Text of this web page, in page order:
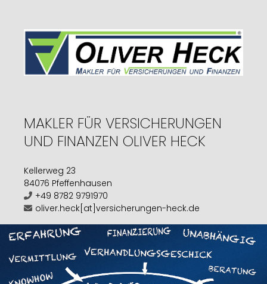
MAKLER FÜR VERSICHERUNGEN
UND FINANZEN OLIVER HECK
Kellerweg 23
84076 Pfeffenhausen
+49 8782 9791970
oliver.heck[at]versicherungen-heck.de